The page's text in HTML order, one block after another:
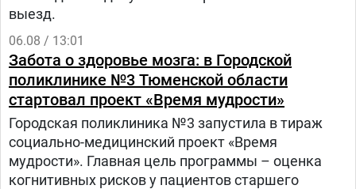
выезд.
06.08 / 13:01
Забота о здоровье мозга: в Городской
поликлинике №3 Тюменской области
стартовал проект «Время мудрости»
Городская поликлиника №3 запустила в тираж
социально-медицинский проект «Время
мудрости». Главная цель программы – оценка
когнитивных рисков у пациентов старшего